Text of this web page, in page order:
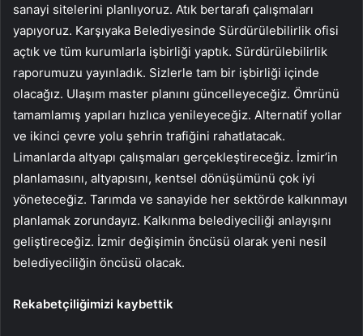
sanayi sitelerini planlıyoruz. Atık bertarafı çalışmaları
yapıyoruz. Karşıyaka Belediyesinde Sürdürülebilirlik ofisi
açtık ve tüm kurumlarla işbirliği yaptık. Sürdürülebilirlik
raporumuzu yayınladık. Sizlerle tam bir işbirliği içinde
olacağız. Ulaşım master planını güncelleyeceğiz. Ömrünü
tamamlamış yapıları hızlıca yenileyeceğiz. Alternatif yollar
ve ikinci çevre yolu şehrin trafiğini rahatlatacak.
Limanlarda altyapı çalışmaları gerçekleştireceğiz. İzmir’in
planlamasını, altyapısını, kentsel dönüşümünü çok iyi
yöneteceğiz. Tarımda ve sanayide her sektörde kalkınmayı
planlamak zorundayız. Kalkınma belediyeciliği anlayışını
geliştireceğiz. İzmir değişimin öncüsü olarak yeni nesil
belediyeciliğin öncüsü olacak.
Rekabetçiliğimizi kaybettik